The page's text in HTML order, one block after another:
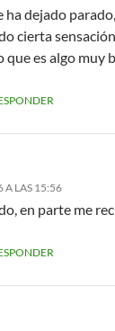
ha dejado
cierta
que es algo muy
A LAS 15:56
en parte me